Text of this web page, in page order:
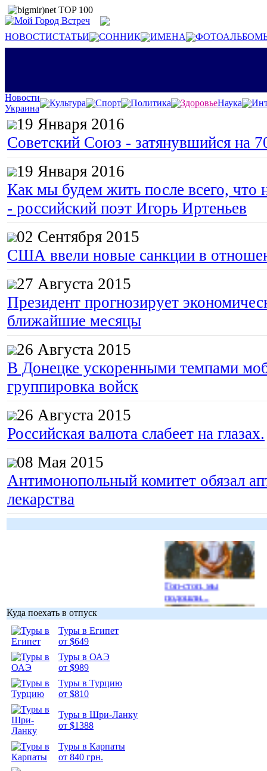
НОВОСТИСТАТЬИ СОННИК ИМЕНА
Новости
Украина
Культура Спорт Политика ЗдоровьеНаука
19 Января 2016
Советский Союз - затянувшийся на
19 Января 2016
Как мы будем жить после всего, что
- российский поэт Игорь Иртеньев
02 Сентября 2015
США ввели новые санкции в
27 Августа 2015
Президент прогнозирует
ближайшие месяцы
26 Августа 2015
В Донецке ускоренными темпами
группировка войск
26 Августа 2015
Российская валюта слабеет на глазах.
08 Мая 2015
Антимонопольный комитет обязал
лекарства
Гоп-стоп, мы
подошли...
Куда поехать в отпуск
Туры в Египет
от $649
Туры в ОАЭ
от $989
Туры в Турцию
от $810
Туры в Шри-Ланку
от $1388
Туры в Карпаты
от 840 грн.